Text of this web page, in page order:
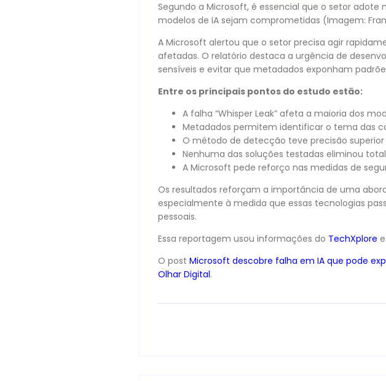
Segundo a Microsoft, é essencial que o setor
modelos de IA sejam comprometidas (Imagem:
A Microsoft alertou que o setor precisa agir
afetadas. O relatório destaca a urgência de
sensíveis e evitar que metadados exponham
Entre os principais pontos do estudo estão:
A falha “Whisper Leak” afeta a maioria dos
Metadados permitem identificar o tema das
O método de detecção teve precisão superior
Nenhuma das soluções testadas eliminou
A Microsoft pede reforço nas medidas de
Os resultados reforçam a importância de uma
especialmente à medida que essas tecnologias
pessoais.
Essa reportagem usou informações do TechXplore
O post Microsoft descobre falha em IA que pode
Olhar Digital.